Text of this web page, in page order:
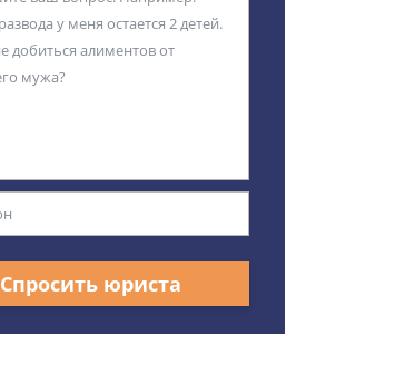
Спросить юриста